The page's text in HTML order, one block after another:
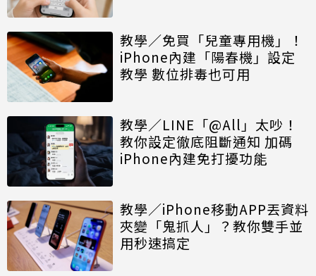
教學／免買「兒童專用機」！
iPhone內建「陽春機」設定
教學 數位排毒也可用
教學／LINE「@All」太吵！
教你設定徹底阻斷通知 加碼
iPhone內建免打擾功能
教學／iPhone移動APP丟資料
夾變「鬼抓人」？教你雙手並
用秒速搞定